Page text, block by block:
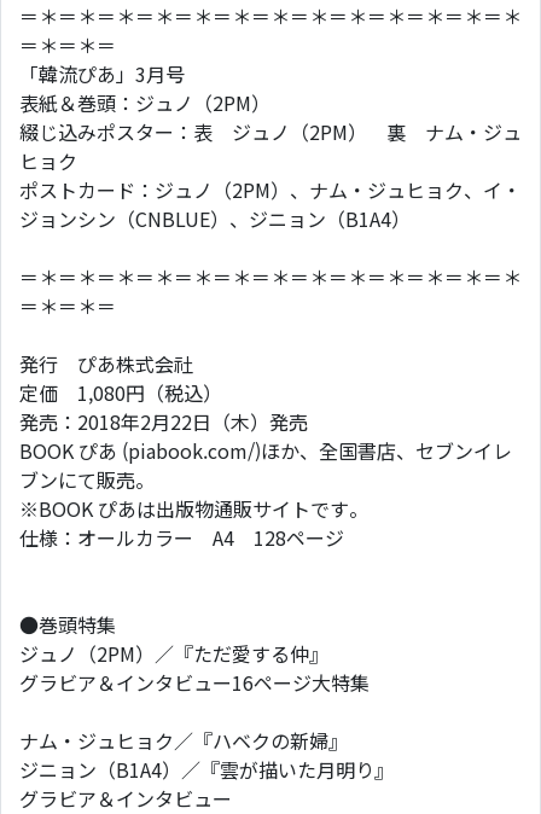
＝＊＝＊＝＊＝＊＝＊＝＊＝＊＝＊＝＊＝＊＝＊＝＊＝＊
＝＊＝＊＝
「韓流ぴあ」3月号
表紙＆巻頭：ジュノ（2PM）
綴じ込みポスター：表 ジュノ（2PM） 裏 ナム・ジュ
ヒョク
ポストカード：ジュノ（2PM）、ナム・ジュヒョク、イ・
ジョンシン（CNBLUE）、ジニョン（B1A4）
＝＊＝＊＝＊＝＊＝＊＝＊＝＊＝＊＝＊＝＊＝＊＝＊＝＊
＝＊＝＊＝
発行 ぴあ株式会社
定価 1,080円（税込）
発売：2018年2月22日（木）発売
BOOK ぴあ (piabook.com/)ほか、全国書店、セブンイレ
ブンにて販売。
※BOOK ぴあは出版物通販サイトです。
仕様：オールカラー A4 128ページ
●巻頭特集
ジュノ（2PM）／『ただ愛する仲』
グラビア＆インタビュー16ページ大特集
ナム・ジュヒョク／『ハベクの新婦』
ジニョン（B1A4）／『雲が描いた月明り』
グラビア＆インタビュー